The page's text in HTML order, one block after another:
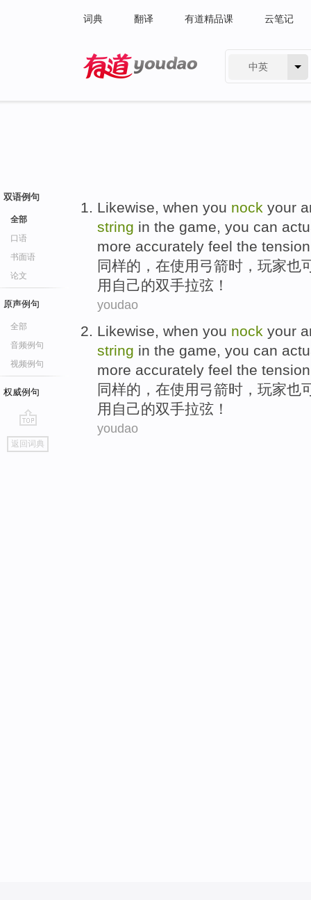
词典 翻译 有道精品课 云笔记
中英
双语例句
全部
口语
书面语
论文
原声例句
全部
音频例句
视频例句
权威例句
go
top
返回词典
Likewise, when you nock your
string in the game, you can
more accurately feel the
同样的， 在使用 弓箭时，玩家也
用自己的双手拉弦 ！
youdao
Likewise, when you nock your
string in the game, you can
more accurately feel the
同样的， 在使用 弓箭时，玩家也
用自己的双手拉弦 ！
youdao